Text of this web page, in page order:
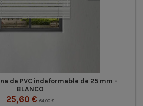
de PVC indeformable de 25 mm -
BLANCO
25,60 € 64,00 €